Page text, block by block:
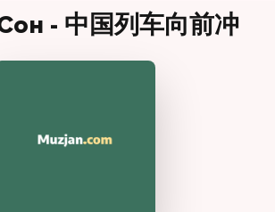
- 中国列车向前冲